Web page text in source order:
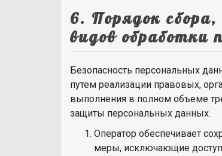
6. Порядок
видов обработки
Безопасность персональных
путем реализации правовых,
выполнения в полном объеме
защиты персональных данных.
Оператор обеспечивает
меры, исключающие